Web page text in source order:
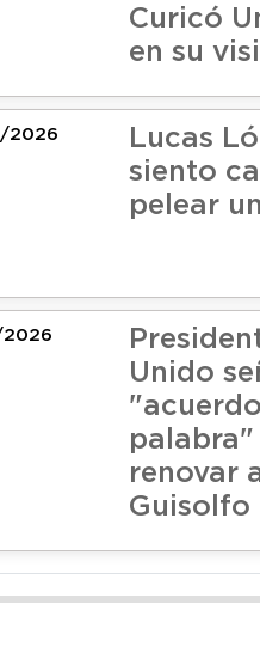
Curicó
en su
2026
Lucas
siento
pelear
Unido
palabra"
renovar
Guisolfo